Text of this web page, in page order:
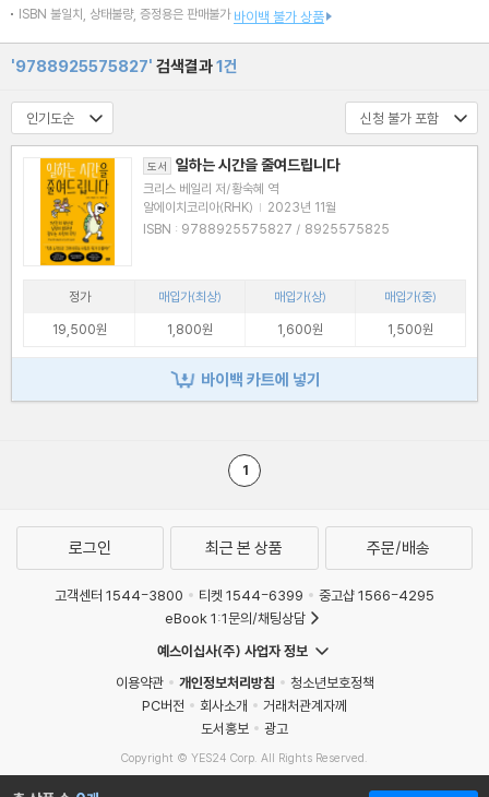
ISBN 불일치, 상태불량, 증정용은 판매불가 바이백 불가 상품
'9788925575827' 검색결과1건
도서 일하는 시간을 줄여드립니다
크리스 베일리 저/황숙혜 역
알에이치코리아(RHK) | 2023년 11월
ISBN : 9788925575827 / 8925575825
정가 매입가(최상) 매입가(상)
매입가(중)
19,500원
1,800원 1,600원 1,500원
바이백 카트에 넣기
1
로그인 최근 본 상품 주문/배송
고객센터 1544-3800 티켓 1544-6399
중고샵 1566-4295
eBook 1:1문의/채팅상담
예스이십사(주) 사업자 정보
이용약관
개인정보처리방침
청소년보호정책
PC버전
회사소개
거래처관계자께
도서홍보
광고
Copyright © YES24 Corp. All Rights Reserved.
MATOM13